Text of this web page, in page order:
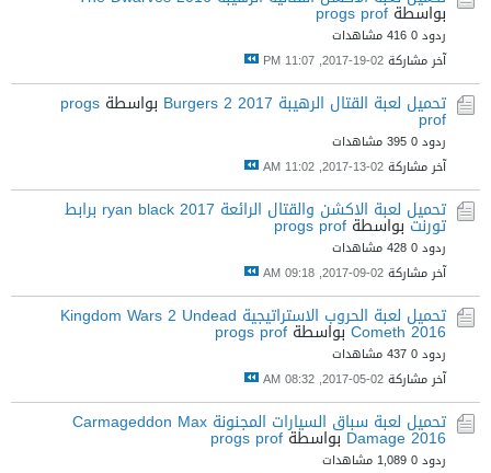
بواسطة progs prof
ردود 0
416 مشاهدات
آخر مشاركة02-19-2017, 11:07 PM
تحميل لعبة القتال الرهيبة Burgers 2 2017 بواسطة progs
prof
ردود 0
395 مشاهدات
آخر مشاركة02-13-2017, 11:02 AM
تحميل لعبة الاكشن والقتال الرائعة ryan black 2017 برابط
تورنت بواسطة progs prof
ردود 0
428 مشاهدات
آخر مشاركة02-09-2017, 09:18 AM
تحميل لعبة الحروب الاستراتيجية Kingdom Wars 2 Undead
Cometh 2016بواسطة progs prof
ردود 0
437 مشاهدات
آخر مشاركة02-05-2017, 08:32 AM
تحميل لعبة سباق السيارات المجنونة Carmageddon Max
Damage 2016 بواسطةprogs prof
ردود 0
1,089 مشاهدات